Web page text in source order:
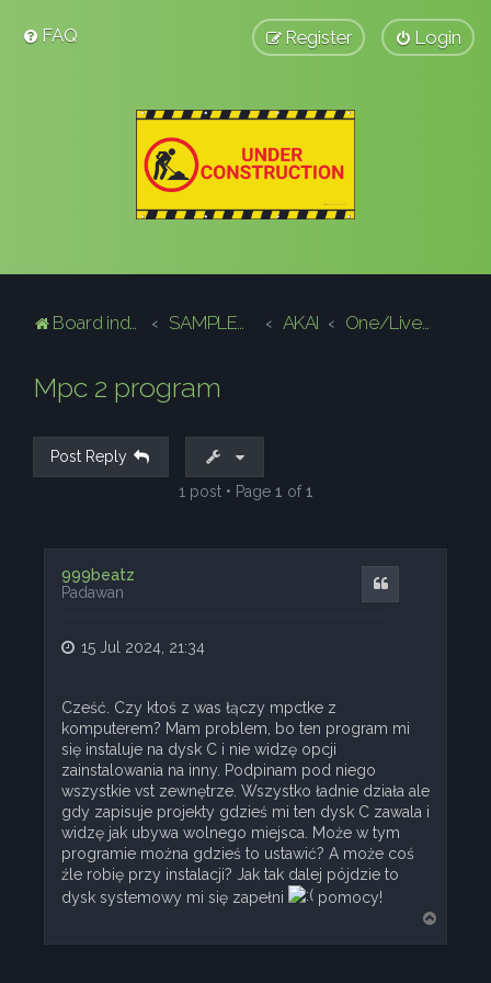
FAQ Login
Register
Board index SAMPLERY, GROOVEBOXY, MASZYNY PERKUSYJNE, AKAI One/Live/X
Mpc 2 program
Post Reply
1 post • Page 1 of1
999beatz
Padawan
15 Jul 2024, 21:34
Cześć. Czy ktoś z was łączy mpctke z
komputerem? Mam problem, bo ten program mi
się instaluje na dysk C i nie widzę opcji
zainstalowania na inny. Podpinam pod niego
wszystkie vst zewnętrze. Wszystko ładnie działa ale
gdy zapisuje projekty gdzieś mi ten dysk C zawala i
widzę jak ubywa wolnego miejsca. Może w tym
programie można gdzieś to ustawić? A może coś
źle robię przy instalacji? Jak tak dalej pójdzie to
dysk systemowy mi się zapełni
pomocy!